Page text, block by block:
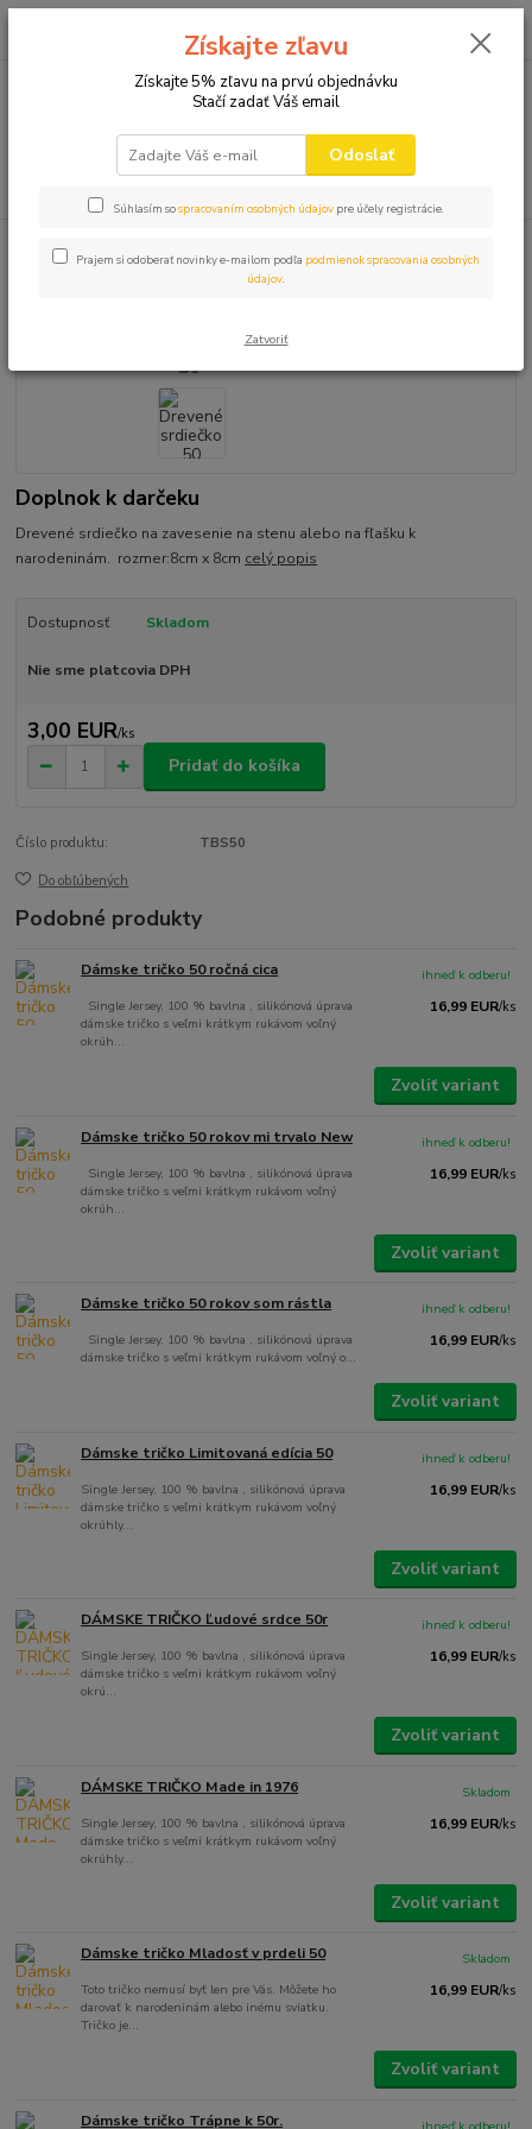
0,00 EUR
Drevené srdiečko 50
Doplnok k darčeku
Drevené srdiečko na zavesenie na stenu alebo na fľašku k
narodeninám. rozmer:8cm x 8cm celý popis
Dostupnosť Skladom
Nie sme platcovia DPH
3,00 EUR/ks
Pridať do košíka
Číslo produktu: TBS50
Do obľúbených
Podobné produkty
Dámske tričko 50 ročná cica
Single Jersey, 100 % bavlna , silikónová úprava
dámske tričko s veľmi krátkym rukávom voľný
okrúh...
16,99 EUR/ks
ihneď k odberu!
Zvoliť variant
Dámske tričko 50 rokov mi trvalo New
Single Jersey, 100 % bavlna , silikónová úprava
dámske tričko s veľmi krátkym rukávom voľný
okrúh...
16,99 EUR/ks
ihneď k odberu!
Zvoliť variant
Dámske tričko 50 rokov som rástla
Single Jersey, 100 % bavlna , silikónová úprava
dámske tričko s veľmi krátkym rukávom voľný o...
16,99 EUR/ks
ihneď k odberu!
Zvoliť variant
Dámske tričko Limitovaná edícia 50
Single Jersey, 100 % bavlna , silikónová úprava
dámske tričko s veľmi krátkym rukávom voľný
okrúhly...
16,99 EUR/ks
ihneď k odberu!
Zvoliť variant
DÁMSKE TRIČKO Ľudové srdce 50r
Single Jersey, 100 % bavlna , silikónová úprava
dámske tričko s veľmi krátkym rukávom voľný
okrú...
16,99 EUR/ks
ihneď k odberu!
Zvoliť variant
DÁMSKE TRIČKO Made in 1976
Single Jersey, 100 % bavlna , silikónová úprava
dámske tričko s veľmi krátkym rukávom voľný
okrúhly...
16,99 EUR/ks
Skladom
Zvoliť variant
Dámske tričko Mladosť v prdeli 50
Toto tričko nemusí byť len pre Vás. Môžete ho
darovať k narodeninám alebo inému sviatku.
Tričko je...
16,99 EUR/ks
Skladom
Zvoliť variant
Dámske tričko Trápne k 50r.
Získajte zľavu
Získajte 5% zľavu na prvú objednávku
Stačí zadať Váš email
Odoslať
Súhlasím sospracovaním osobných údajov pre účely registrácie.
Prajem si odoberať novinky e-mailom podľa podmienok spracovania osobných
údajov.
Zatvoriť